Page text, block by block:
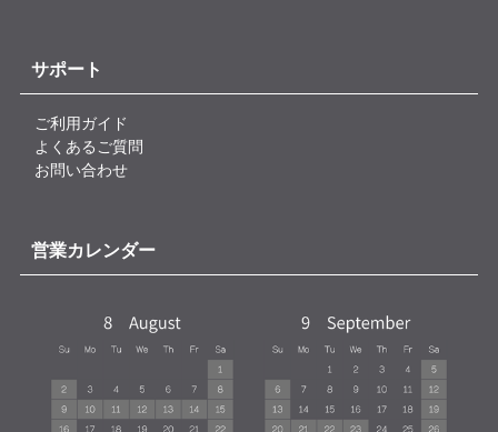
サポート
ご利用ガイド
よくあるご質問
お問い合わせ
営業カレンダー